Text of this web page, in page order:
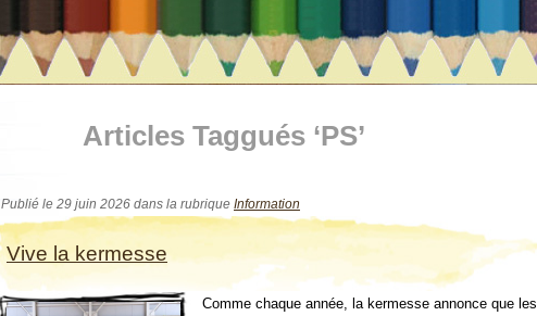
Articles Taggués ‘PS’
Publié le 29 juin 2026 dans la rubrique Information
Vive la kermesse
Comme chaque année, la kermesse annonce que les